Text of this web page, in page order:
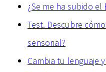
¿Se me ha subido el
Test. Descubre
sensorial?
Cambia tu lenguaje